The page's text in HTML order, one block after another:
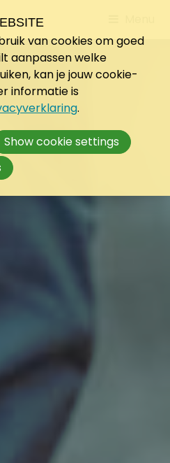
to
van cookies om goed
aanpassen welke
kan je jouw cookie-
informatie is
.
Show cookie settings